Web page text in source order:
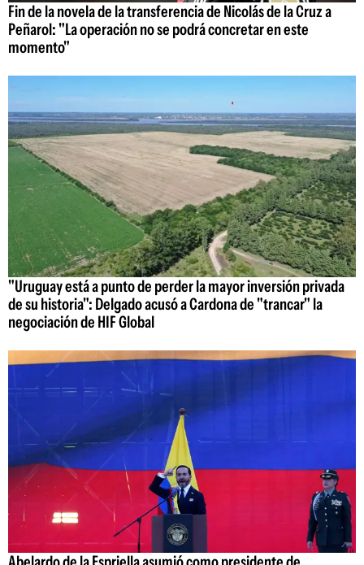
Fin de la novela de la transferencia de Nicolás de la Cruz a
Peñarol: "La operación no se podrá concretar en este
momento"
"Uruguay está a punto de perder la mayor inversión privada
de su historia": Delgado acusó a Cardona de "trancar" la
negociación de HIF Global